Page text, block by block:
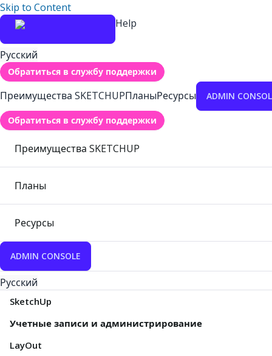
Skip to Content
Help
Русский
Обратиться в службу поддержки
Преимущества SKETCHUPПланыРесурсы ADMIN
Обратиться в службу поддержки
Преимущества SKETCHUP
Планы
Ресурсы
ADMIN CONSOLE
Русский
SketchUp
Учетные записи и администрирование
LayOut